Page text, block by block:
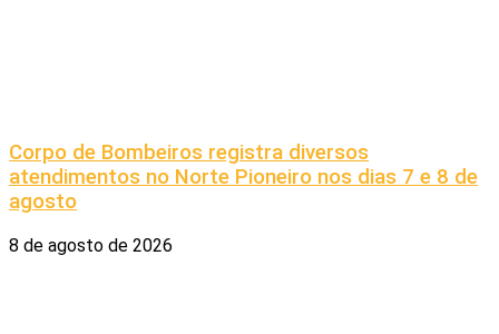
Corpo de Bombeiros registra diversos
atendimentos no Norte Pioneiro nos dias 7 e 8 de
agosto
8 de agosto de 2026